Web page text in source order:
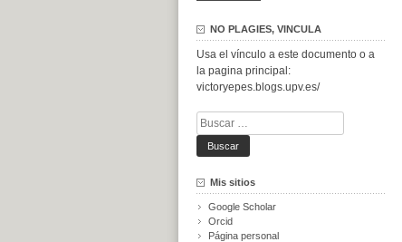
NO PLAGIES, VINCULA
Usa el vínculo a este documento o a
la pagina principal:
victoryepes.blogs.upv.es/
Buscar:
Mis sitios
Google Scholar
Orcid
Página personal